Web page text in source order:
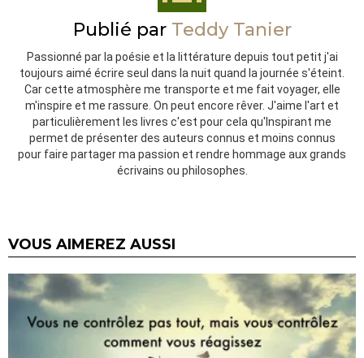
Publié par Teddy Tanier
Passionné par la poésie et la littérature depuis tout petit j'ai
toujours aimé écrire seul dans la nuit quand la journée s'éteint.
Car cette atmosphère me transporte et me fait voyager, elle
m'inspire et me rassure. On peut encore rêver. J'aime l'art et
particulièrement les livres c'est pour cela qu'Inspirant me
permet de présenter des auteurs connus et moins connus
pour faire partager ma passion et rendre hommage aux grands
écrivains ou philosophes.
VOUS AIMEREZ AUSSI